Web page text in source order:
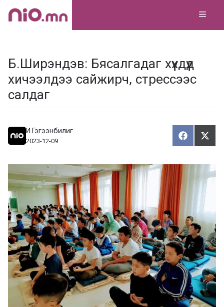
Skip
Б.Ширэндэв: Бясалгадаг хүүхдүүд
хичээлдээ сайжирч, стрессээс
салдаг
И.Гэгээнбилиг
2023-12-09
Х
у
а
Т
э
э